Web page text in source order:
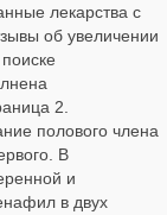
лекарства с
об увеличении
2.
полового члена
В
и
в двух